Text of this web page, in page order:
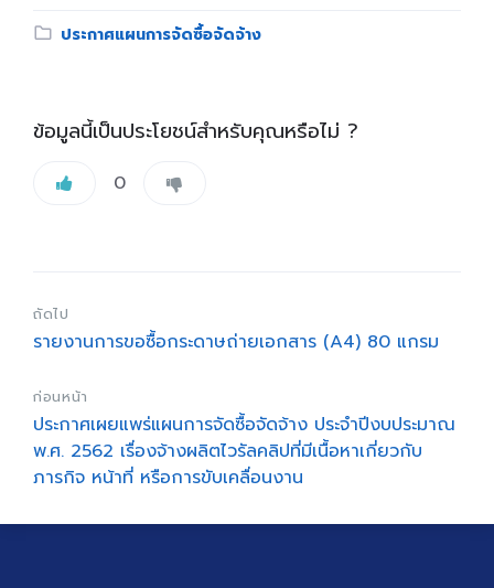
Category:
ประกาศแผนการจัดซื้อจัดจ้าง
ข้อมูลนี้เป็นประโยชน์สำหรับคุณหรือไม่ ?
0
ถัดไป
รายงานการขอซื้อกระดาษถ่ายเอกสาร (A4) 80 แกรม
ก่อนหน้า
ประกาศเผยแพร่แผนการจัดซื้อจัดจ้าง ประจำปีงบประมาณ
พ.ศ. 2562 เรื่องจ้างผลิตไวรัลคลิปที่มีเนื้อหาเกี่ยวกับ
ภารกิจ หน้าที่ หรือการขับเคลื่อนงาน